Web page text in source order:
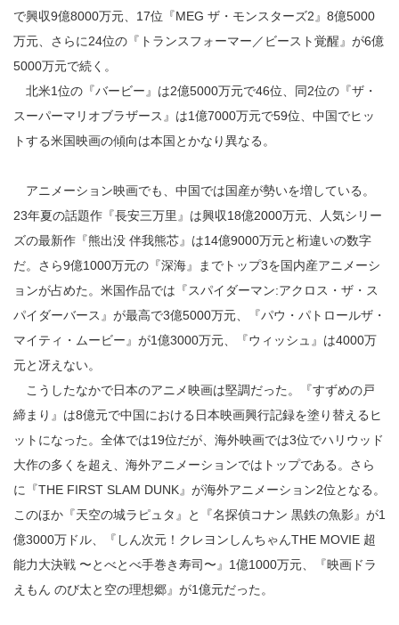
で興収9億8000万元、17位『MEG ザ・モンスターズ2』8億5000
万元、さらに24位の『トランスフォーマー／ビースト覚醒』が6億
5000万元で続く。
北米1位の『バービー』は2億5000万元で46位、同2位の『ザ・
スーパーマリオブラザース』は1億7000万元で59位、中国でヒッ
トする米国映画の傾向は本国とかなり異なる。
アニメーション映画でも、中国では国産が勢いを増している。
23年夏の話題作『長安三万里』は興収18億2000万元、人気シリー
ズの最新作『熊出没 伴我熊芯』は14億9000万元と桁違いの数字
だ。さら9億1000万元の『深海』までトップ3を国内産アニメーシ
ョンが占めた。米国作品では『スパイダーマン:アクロス・ザ・ス
パイダーバース』が最高で3億5000万元、『パウ・パトロールザ・
マイティ・ムービー』が1億3000万元、『ウィッシュ』は4000万
元と冴えない。
こうしたなかで日本のアニメ映画は堅調だった。『すずめの戸
締まり』は8億元で中国における日本映画興行記録を塗り替えるヒ
ットになった。全体では19位だが、海外映画では3位でハリウッド
大作の多くを超え、海外アニメーションではトップである。さら
に『THE FIRST SLAM DUNK』が海外アニメーション2位となる。
このほか『天空の城ラピュタ』と『名探偵コナン 黒鉄の魚影』が1
億3000万ドル、『しん次元！クレヨンしんちゃんTHE MOVIE 超
能力大決戦 〜とべとべ手巻き寿司〜』1億1000万元、『映画ドラ
えもん のび太と空の理想郷』が1億元だった。